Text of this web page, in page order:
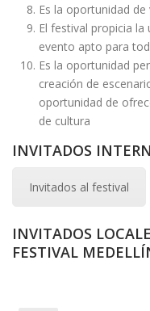
Es la oportunidad de
El festival propicia
evento apto para
Es la oportunidad
creación de
oportunidad de
de cultura
INVITADOS
Invitados al festival
INVITADOS
FESTIVAL